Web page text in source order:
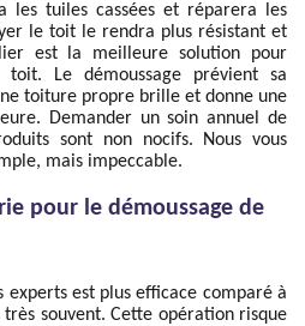
les tuiles cassées et réparera les
le toit le rendra plus résistant et
est la meilleure solution pour
Le démoussage prévient sa
toiture propre brille et donne une
Demander un soin annuel de
sont non nocifs. Nous vous
mais impeccable.
pour le démoussage de
experts est plus efficace comparé à
souvent. Cette opération risque